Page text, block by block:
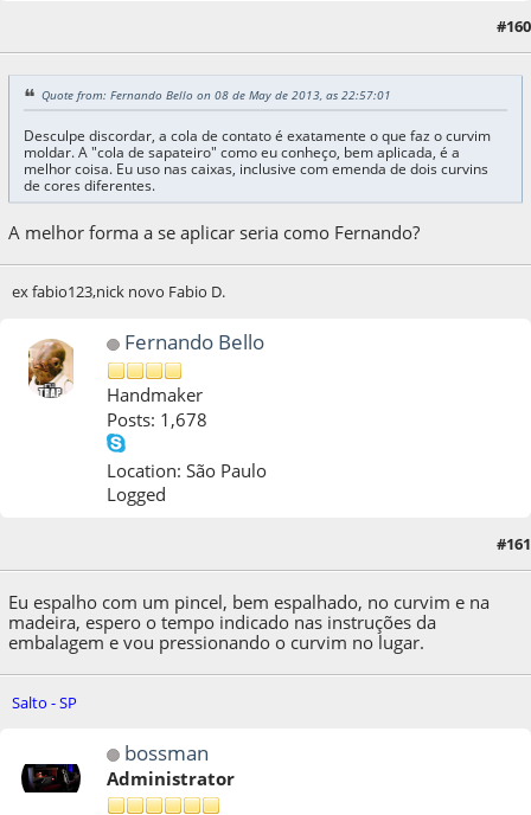
#160
Quote from: Fernando Bello on 08 de May de 2013, as 22:57:01
Desculpe discordar, a cola de contato é exatamente o que faz o curvim
moldar. A "cola de sapateiro" como eu conheço, bem aplicada, é a
melhor coisa. Eu uso nas caixas, inclusive com emenda de dois curvins
de cores diferentes.
A melhor forma a se aplicar seria como Fernando?
ex fabio123,nick novo Fabio D.
Fernando Bello
Handmaker
Posts: 1,678
Location: São Paulo
Logged
#161
Eu espalho com um pincel, bem espalhado, no curvim e na
madeira, espero o tempo indicado nas instruções da
embalagem e vou pressionando o curvim no lugar.
Salto - SP
bossman
Administrator